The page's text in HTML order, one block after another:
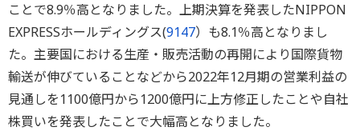
ことで8.9％高となりました。上期決算を発表したNIPPON
EXPRESSホールディングス(9147）も8.1％高となりまし
た。主要国における生産・販売活動の再開により国際貨物
輸送が伸びていることなどから2022年12月期の営業利益の
見通しを1100億円から1200億円に上方修正したことや自社
株買いを発表したことで大幅高となりました。